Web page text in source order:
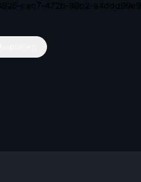
cac7-4726-89b2-a4ddd99e9